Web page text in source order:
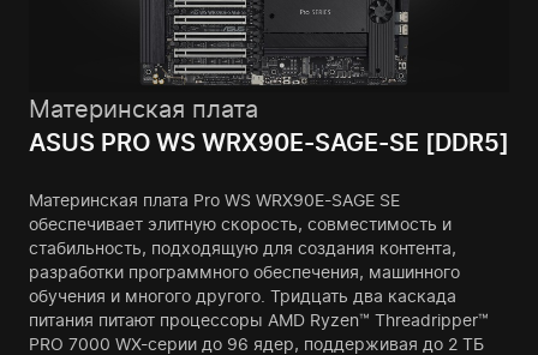
Материнская плата
ASUS PRO WS WRX90E-SAGE-SE [DDR5]
Материнская плата Pro WS WRX90E-SAGE SE
обеспечивает элитную скорость, совместимость и
стабильность, подходящую для создания контента,
разработки программного обеспечения, машинного
обучения и многого другого. Тридцать два каскада
питания питают процессоры AMD Ryzen™ Threadripper™
PRO 7000 WX-серии до 96 ядер, поддерживая до 2 ТБ